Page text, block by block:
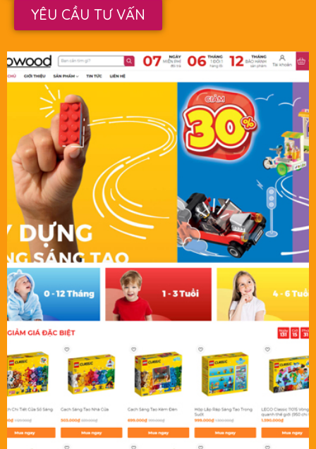
YÊU CẦU TƯ VẤN